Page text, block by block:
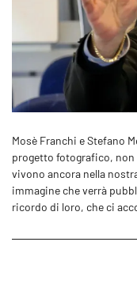
Mosè Franchi e Stefano
progetto fotografico,
vivono ancora nella
immagine che verrà
ricordo di loro, che ci